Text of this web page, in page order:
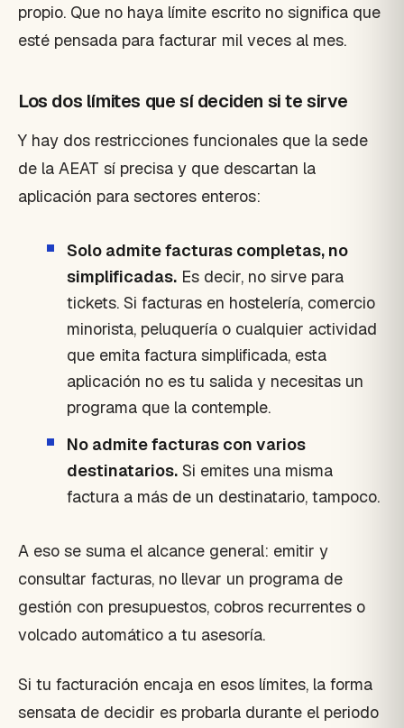
propio. Que no haya límite escrito no significa que
esté pensada para facturar mil veces al mes.
Los dos límites que sí deciden si te sirve
Y hay dos restricciones funcionales que la sede
de la AEAT sí precisa y que descartan la
aplicación para sectores enteros:
Solo admite facturas completas, no
simplificadas. Es decir, no sirve para
tickets. Si facturas en hostelería, comercio
minorista, peluquería o cualquier actividad
que emita factura simplificada, esta
aplicación no es tu salida y necesitas un
programa que la contemple.
No admite facturas con varios
destinatarios. Si emites una misma
factura a más de un destinatario, tampoco.
A eso se suma el alcance general: emitir y
consultar facturas, no llevar un programa de
gestión con presupuestos, cobros recurrentes o
volcado automático a tu asesoría.
Si tu facturación encaja en esos límites, la forma
sensata de decidir es probarla durante el periodo